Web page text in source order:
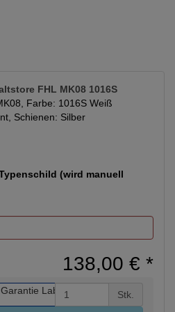
FHL MK08 1016S
Farbe: 1016S Weiß
Schienen: Silber
(wird manuell
138,00 € *
Stk.